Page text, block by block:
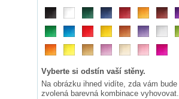
Vyberte si odstín vaší stěny.
Na obrázku ihned vidíte, zda vám bude
zvolená barevná kombinace vyhovovat.